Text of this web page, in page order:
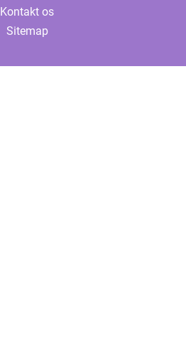
Kontakt os
Sitemap